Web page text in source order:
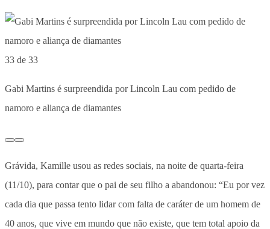
33 de 33
Gabi Martins é surpreendida por Lincoln Lau com pedido de
namoro e aliança de diamantes
Grávida, Kamille usou as redes sociais, na noite de quarta-feira
(11/10), para contar que o pai de seu filho a abandonou: “Eu por vez
cada dia que passa tento lidar com falta de caráter de um homem de
40 anos, que vive em mundo que não existe, que tem total apoio da